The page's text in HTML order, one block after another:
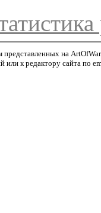
на
или к редактору сайта по